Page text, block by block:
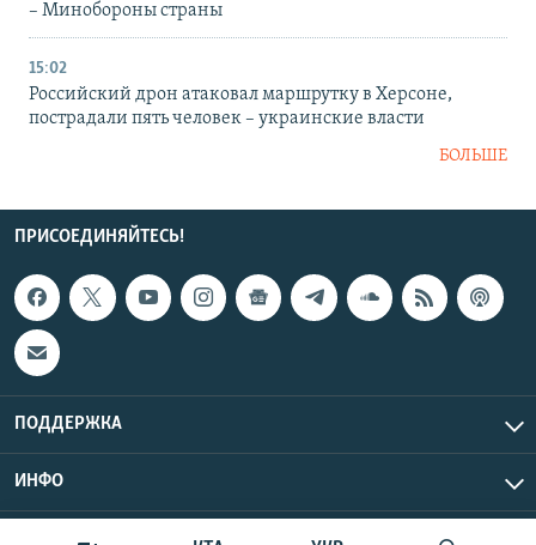
– Минобороны страны
15:02
Российский дрон атаковал маршрутку в Херсоне,
пострадали пять человек – украинские власти
БОЛЬШЕ
ПРИСОЕДИНЯЙТЕСЬ!
ПОДДЕРЖКА
ИНФО